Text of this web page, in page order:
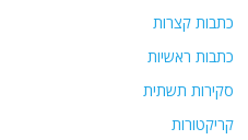
כתבות קצרות
כתבות ראשיות
סקירות תשתית
קריקטורות